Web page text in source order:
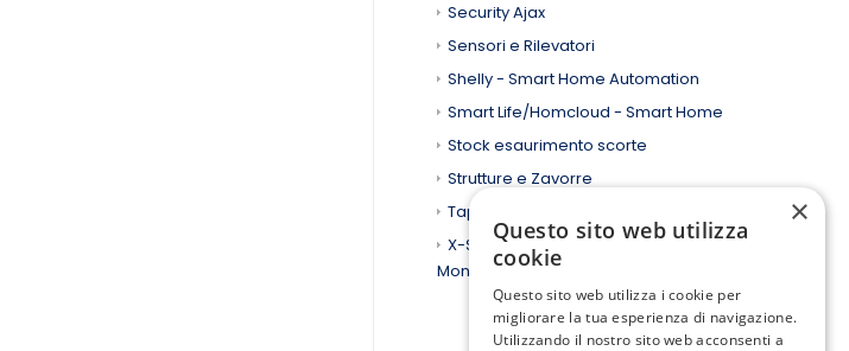
Security Ajax
Sensori e Rilevatori
Shelly - Smart Home Automation
Smart Life/Homcloud - Smart Home
Stock esaurimento scorte
Strutture e Zavorre
Tapo TP-Link Smart Home
X-Sense Rilevatori di Fumo e CO
Monossido di Carbonio
×
Questo sito web utilizza
cookie
Questo sito web utilizza i cookie per
migliorare la tua esperienza di navigazione.
Utilizzando il nostro sito web acconsenti a